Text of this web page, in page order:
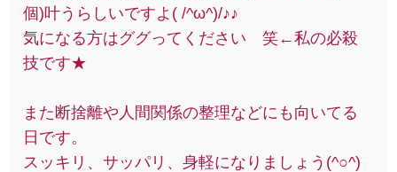
個)叶うらしいですよ( /^ω^)/♪♪
気になる方はググってください 笑←私の必殺
技です★
また断捨離や人間関係の整理などにも向いてる
日です。
スッキリ、サッパリ、身軽になりましょう(^○^)